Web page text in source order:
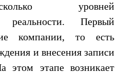
уровней
реальности. Первый
компании, то есть
и внесения записи
этом этапе возникает